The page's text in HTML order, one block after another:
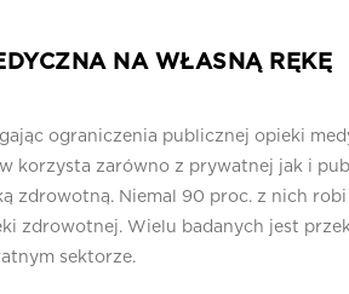
NA WŁASNĄ RĘKĘ
ograniczenia publicznej opieki
korzysta zarówno z prywatnej jak i
zdrowotną. Niemal 90 proc. z nich
zdrowotnej. Wielu badanych jest
sektorze.